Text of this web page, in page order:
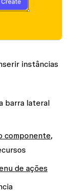
instâncias
barra lateral
componente,
de ações